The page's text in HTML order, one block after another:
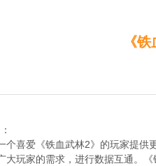
《
爱《铁血武林2》的玩家提供更
大玩家的需求，进行数据互通。